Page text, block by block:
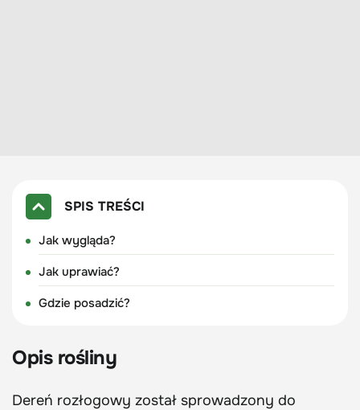
SPIS TREŚCI
Jak wygląda?
Jak uprawiać?
Gdzie posadzić?
Opis rośliny
Dereń rozłogowy został sprowadzony do